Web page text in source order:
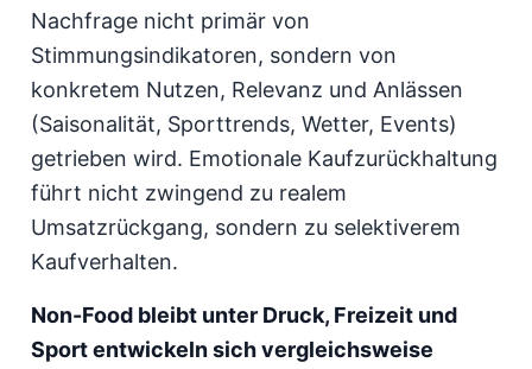
Nachfrage nicht primär von
Stimmungsindikatoren, sondern von
konkretem Nutzen, Relevanz und Anlässen
(Saisonalität, Sporttrends, Wetter, Events)
getrieben wird. Emotionale Kaufzurückhaltung
führt nicht zwingend zu realem
Umsatzrückgang, sondern zu selektiverem
Kaufverhalten.
Non-Food bleibt unter Druck, Freizeit und
Sport entwickeln sich vergleichsweise